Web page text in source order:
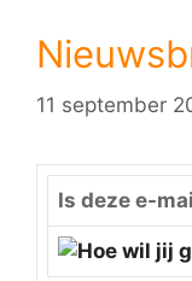
11 september
Is deze e-